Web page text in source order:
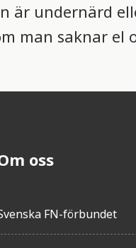
är undernärd
man saknar el
oss
FN-förbundet